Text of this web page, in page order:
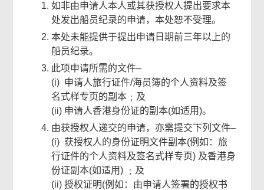
如非由申请人本人或其获授权人提出要求本
处发出船员纪录的申请，本处恕不受理。
本处未能提供于提出申请日期前三年以上的
船员纪录。
此项申请所需的文件–
(i) 申请人旅行证件/海员簿的个人资料及签
名式样专页的副本﹔及
(ii) 申请人香港身份证的副本(如适用)。
由获授权人递交的申请，亦需提交下列文件–
(i) 获授权人的身份证明文件副本(例如：旅
行证件的个人资料及签名式样专页) 及香港身
份证副本(如适用) ﹔及
(ii) 授权证明(例如：由申请人签署的授权书